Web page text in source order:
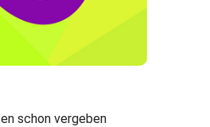
schon vergeben